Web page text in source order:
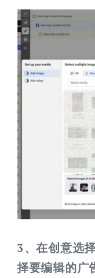
3、在创意选
择要编辑的广